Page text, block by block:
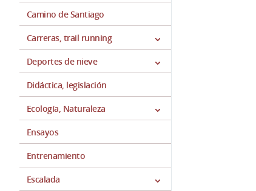
Camino de Santiago
Carreras, trail running
Deportes de nieve
Didáctica, legislación
Ecología, Naturaleza
Ensayos
Entrenamiento
Escalada